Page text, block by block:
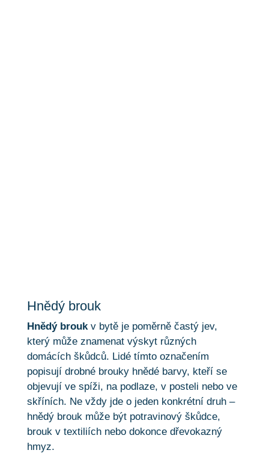
Hnědý brouk
Hnědý broukv bytě je poměrně častý jev,
který může znamenat výskyt různých
domácích škůdců. Lidé tímto označením
popisují drobné brouky hnědé barvy, kteří se
objevují ve spíži, na podlaze, v posteli nebo ve
skříních. Ne vždy jde o jeden konkrétní druh –
hnědý brouk může být potravinový škůdce,
brouk v textiliích nebo dokonce dřevokazný
hmyz.